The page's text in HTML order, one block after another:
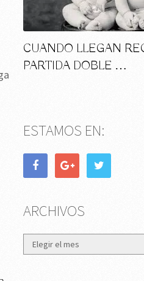
CUANDO LLEGAN
PARTIDA DOBLE …
ESTAMOS EN:
ARCHIVOS
Archivos